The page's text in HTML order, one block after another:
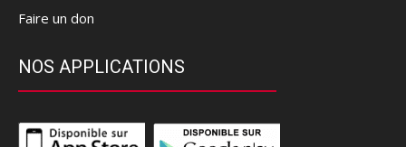
Faire un don
NOS APPLICATIONS